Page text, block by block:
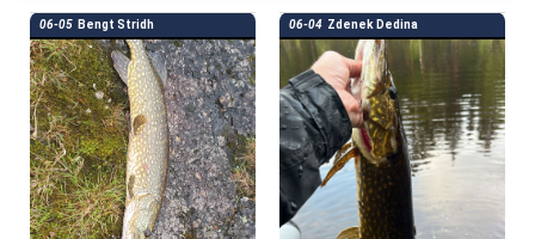
06-05 Bengt Stridh 06-04 Zdenek Dedina